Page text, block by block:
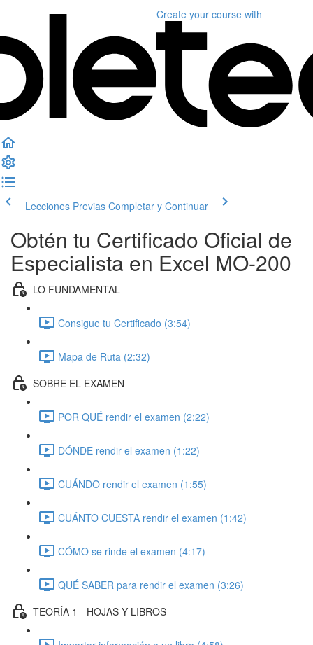
Create your course with
Lecciones Previas Completar y Continuar
Obtén tu Certificado Oficial de
Especialista en Excel MO-200
LO FUNDAMENTAL
Consigue tu Certificado (3:54)
Mapa de Ruta (2:32)
SOBRE EL EXAMEN
POR QUÉ rendir el examen (2:22)
DÓNDE rendir el examen (1:22)
CUÁNDO rendir el examen (1:55)
CUÁNTO CUESTA rendir el examen (1:42)
CÓMO se rinde el examen (4:17)
QUÉ SABER para rendir el examen (3:26)
TEORÍA 1 - HOJAS Y LIBROS